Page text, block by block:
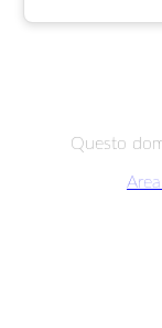
Questo